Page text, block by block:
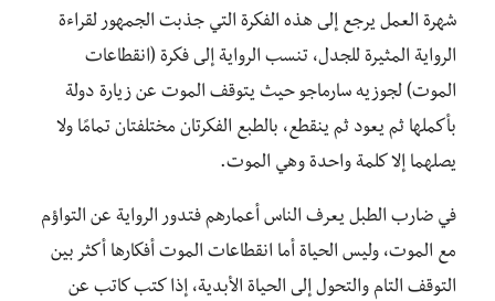
شهرة العمل يرجع إلى هذه الفكرة التي جذبت الجمهور لقراءة
الرواية المثيرة للجدل، تنسب الرواية إلى فكرة (انقطاعات
الموت) لجوزيه سارماجو حيث يتوقف الموت عن زيارة دولة
بأكملها ثم يعود ثم ينقطع، بالطبع الفكرتان مختلفتان تمامًا ولا
يصلهما إلا كلمة واحدة وهي الموت.
في ضارب الطبل يعرف الناس أعمارهم فتدور الرواية عن التواؤم
مع الموت، وليس الحياة أما انقطاعات الموت أفكارها أكثر بين
التوقف التام والتحول إلى الحياة الأبدية، إذا كتب كاتب عن